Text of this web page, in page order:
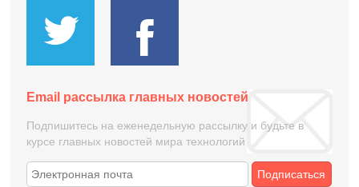
Email рассылка главных новостей
Подпишитесь на еженедельную рассылку и будьте в
курсе главных новостей мира технологий
Подписаться